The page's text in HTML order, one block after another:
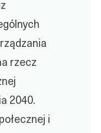
rzecz
2040.
i